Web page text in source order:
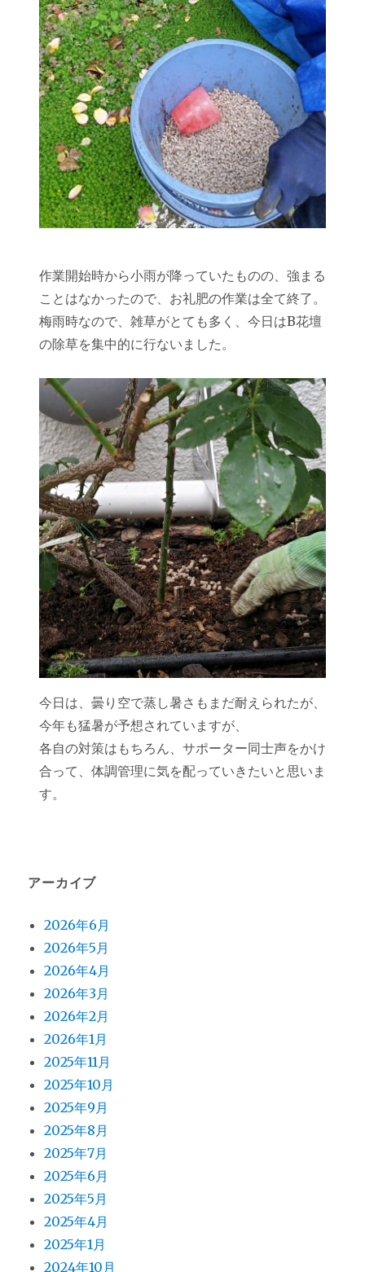
作業開始時から小雨が降っていたものの、強まる
ことはなかったので、お礼肥の作業は全て終了。
梅雨時なので、雑草がとても多く、今日はB花壇
の除草を集中的に行ないました。
今日は、曇り空で蒸し暑さもまだ耐えられたが、
今年も猛暑が予想されていますが、
各自の対策はもちろん、サポーター同士声をかけ
合って、体調管理に気を配っていきたいと思いま
す。
アーカイブ
2026年6月
2026年5月
2026年4月
2026年3月
2026年2月
2026年1月
2025年11月
2025年10月
2025年9月
2025年8月
2025年7月
2025年6月
2025年5月
2025年4月
2025年1月
2024年10月